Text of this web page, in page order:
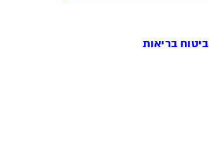
ביטוח בריאות